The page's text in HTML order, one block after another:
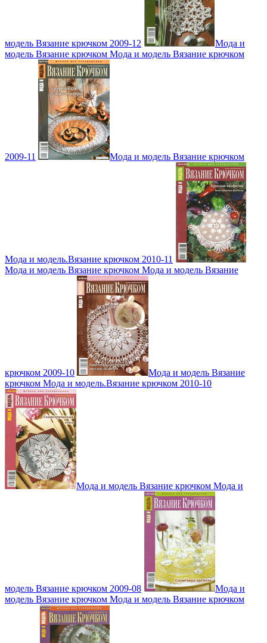
модель Вязание крючком 2009-12
Мода и
модель Вязание крючком Мода и модель Вязание крючком
2009-11 Мода и модель Вязание крючком
Мода и модель.Вязание крючком 2010-11
Мода и модель Вязание крючком Мода и модель Вязание
крючком 2009-10
Мода и модель Вязание
крючком Мода и модель.Вязание крючком 2010-10
Мода и модель Вязание крючком Мода и
модель Вязание крючком 2009-08
Мода и
модель Вязание крючком Мода и модель Вязание крючком